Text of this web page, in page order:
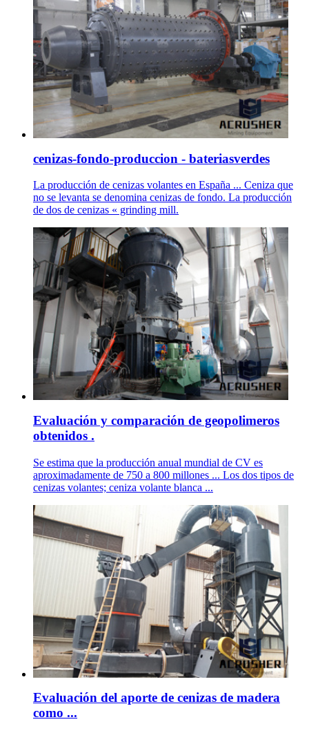
cenizas-fondo-produccion - bateriasverdes
La producción de cenizas volantes en España ... Ceniza que
no se levanta se denomina cenizas de fondo. La producción
de dos de cenizas « grinding mill.
Evaluación y comparación de geopolimeros
obtenidos .
Se estima que la producción anual mundial de CV es
aproximadamente de 750 a 800 millones ... Los dos tipos de
cenizas volantes; ceniza volante blanca ...
Evaluación del aporte de cenizas de madera
como ...